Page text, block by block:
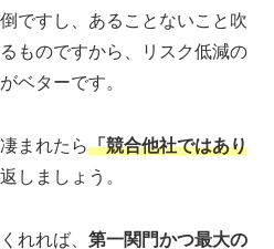
ですし、あることないこと吹
ものですから、リスク低減の
ベターです。
まれたら「競合他社ではあり
しましょう。
れれば、 第一関門かつ最大の